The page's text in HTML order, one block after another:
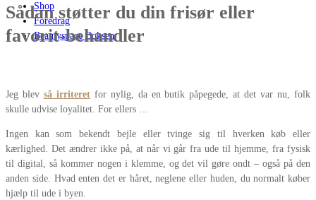
Shop
Foredrag
Beautyspace Boksen
Sådan støtter du din frisør eller
favorit-behandler
Jeg blev så irriteretfor nylig, da en butik påpegede, at det var nu, folk
skulle udvise loyalitet. For ellers …
Ingen kan som bekendt bejle eller tvinge sig til hverken køb eller
kærlighed. Det ændrer ikke på, at når vi går fra ude til hjemme, fra fysisk
til digital, så kommer nogen i klemme, og det vil gøre ondt – også på den
anden side. Hvad enten det er håret, neglene eller huden, du normalt køber
hjælp til ude i byen.